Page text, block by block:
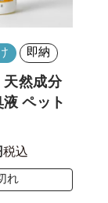
即納
天然成分
ペット
税込
れ